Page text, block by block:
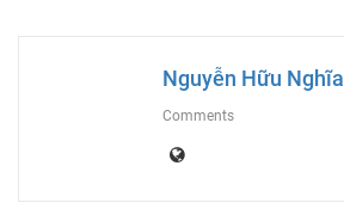
Nguyễn Hữu Nghĩa
Comments